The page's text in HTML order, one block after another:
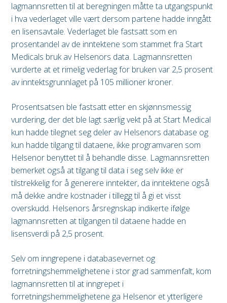
lagmannsretten til at beregningen måtte ta utgangspunkt
i hva vederlaget ville vært dersom partene hadde inngått
en lisensavtale. Vederlaget ble fastsatt som en
prosentandel av de inntektene som stammet fra Start
Medicals bruk av Helsenors data. Lagmannsretten
vurderte at et rimelig vederlag for bruken var 2,5 prosent
av inntektsgrunnlaget på 105 millioner kroner.
Prosentsatsen ble fastsatt etter en skjønnsmessig
vurdering, der det ble lagt særlig vekt på at Start Medical
kun hadde tilegnet seg deler av Helsenors database og
kun hadde tilgang til dataene, ikke programvaren som
Helsenor benyttet til å behandle disse. Lagmannsretten
bemerket også at tilgang til data i seg selv ikke er
tilstrekkelig for å generere inntekter, da inntektene også
må dekke andre kostnader i tillegg til å gi et visst
overskudd. Helsenors årsregnskap indikerte ifølge
lagmannsretten at tilgangen til dataene hadde en
lisensverdi på 2,5 prosent.
Selv om inngrepene i databasevernet og
forretningshemmelighetene i stor grad sammenfalt, kom
lagmannsretten til at inngrepet i
forretningshemmelighetene ga Helsenor et ytterligere